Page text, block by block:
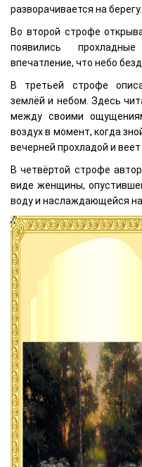
разворачивается на берегу.
Во второй строфе
появились
впечатление, что небо
В третьей строфе
землёй и небом. Здесь
между своими
воздух в момент, когда
вечерней прохладой и
В четвёртой строфе
виде женщины,
воду и наслаждающейся